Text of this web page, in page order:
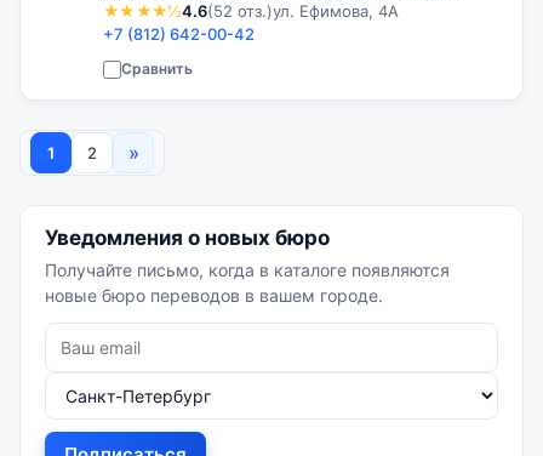
документы на проставление апостиля в органы
ЗАГС, Минюст, Минобразования, ГУ МВД,
осуществляет выпуск квалифицированных э…
★★★★½4.6(52 отз.)ул. Ефимова, 4А
+7 (812) 642-00-42
Сравнить
1 2 »
Уведомления о новых бюро
Получайте письмо, когда в каталоге появляются
новые бюро переводов в вашем городе.